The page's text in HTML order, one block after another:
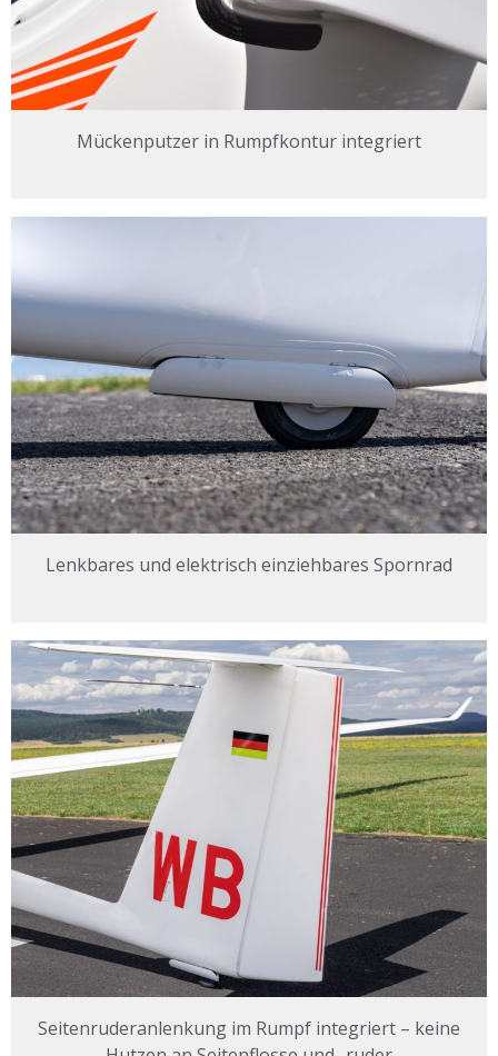
Mückenputzer in Rumpfkontur integriert
Lenkbares und elektrisch einziehbares Spornrad
Seitenruderanlenkung im Rumpf integriert – keine